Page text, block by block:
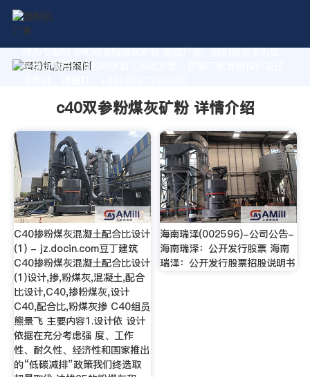
作为专业的 c40双参粉煤灰矿粉 制造厂家，我们致力于为您
量身定制高价值的粉体加工系统方案。获取厂家直销报价及技
c40双参粉煤灰矿粉 详情介绍
C40掺粉煤灰混凝土配合比设计
(1) - jz.docin.com豆丁建筑
C40掺粉煤灰混凝土配合比设计
(1)设计,掺,粉煤灰,混凝土,配合
比设计,C40,掺粉煤灰,设计
C40,配合比,粉煤灰掺 C40组员
熊景飞 主要内容1.设计依 设计
依据在充分考虑强 度、工作
性、耐久性、经济性和国家推出
的“低碳减排”政策我们终选取
海南瑞泽(002596)-公司公告-
海南瑞泽：公开发行股票 海南
瑞泽：公开发行股票招股说明书